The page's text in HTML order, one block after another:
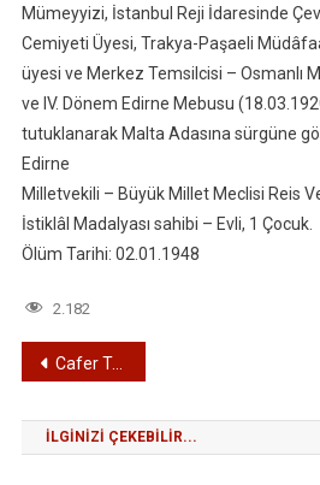
Mümeyyizi, İstanbul Reji İdaresinde
Cemiyeti Üyesi, Trakya-Paşaeli
üyesi ve Merkez Temsilcisi – Osmanlı
ve IV. Dönem Edirne Mebusu
tutuklanarak Malta Adasına sürgüne
Edirne
Milletvekili – Büyük Millet Meclisi Reis
İstiklâl Madalyası sahibi – Evli, 1 Çocuk.
Ölüm Tarihi: 02.01.1948
2.182
Yazı
gezinmesi
Cafer Tayyar Bey (EĞİLMEZ) – 1. Yasama Dönemi (1920 – 1923) Edirne Milletvekili
İLGINIZI ÇEKEBILIR...